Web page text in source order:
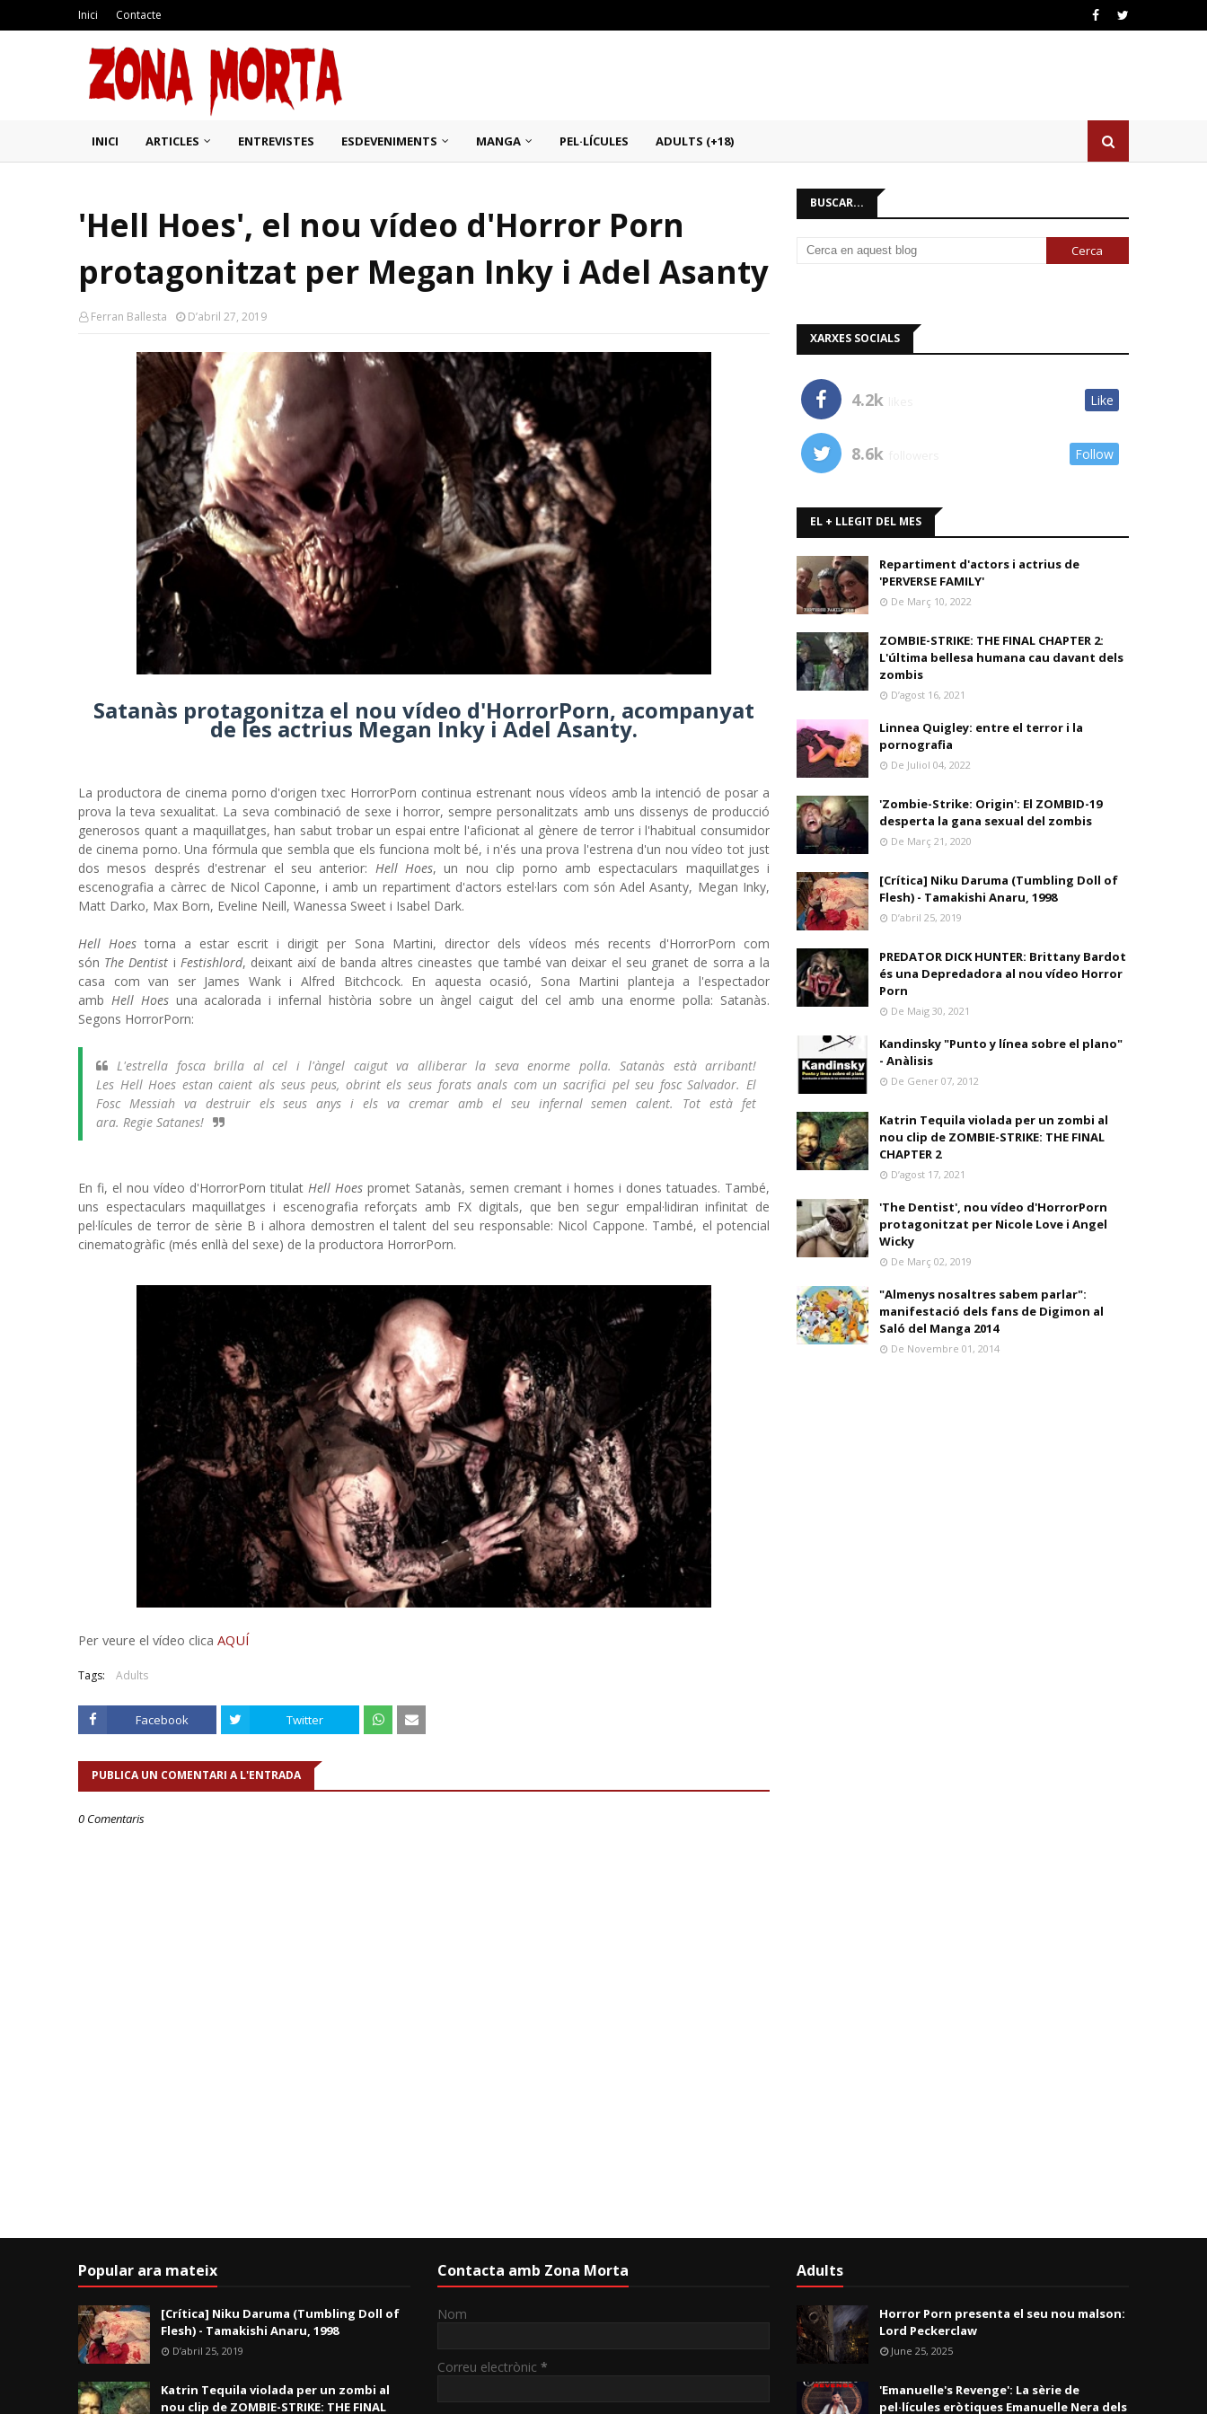
Inici Contacte
INICI ARTICLES ENTREVISTES ESDEVENIMENTS MANGA PEL·LÍCULES ADULTS (+18)
'Hell Hoes', el nou vídeo d'Horror Porn
protagonitzat per Megan Inky i Adel Asanty
Ferran Ballesta D’abril 27, 2019
Satanàs protagonitza el nou vídeo d'HorrorPorn, acompanyat
de les actrius Megan Inky i Adel Asanty.
La productora de cinema porno d'origen txec HorrorPorn continua estrenant nous vídeos amb la intenció de posar a
prova la teva sexualitat. La seva combinació de sexe i horror, sempre personalitzats amb uns dissenys de producció
generosos quant a maquillatges, han sabut trobar un espai entre l'aficionat al gènere de terror i l'habitual consumidor
de cinema porno. Una fórmula que sembla que els funciona molt bé, i n'és una prova l'estrena d'un nou vídeo tot just
dos mesos després d'estrenar el seu anterior: Hell Hoes, un nou clip porno amb espectaculars maquillatges i
escenografia a càrrec de Nicol Caponne, i amb un repartiment d'actors estel·lars com són Adel Asanty, Megan Inky,
Matt Darko, Max Born, Eveline Neill, Wanessa Sweet i Isabel Dark.
Hell Hoes torna a estar escrit i dirigit per Sona Martini, director dels vídeos més recents d'HorrorPorn com
són The Dentist i Festishlord, deixant així de banda altres cineastes que també van deixar el seu granet de sorra a la
casa com van ser James Wank i Alfred Bitchcock. En aquesta ocasió, Sona Martini planteja a l'espectador
amb Hell Hoesuna acalorada i infernal història sobre un àngel caigut del cel amb una enorme polla: Satanàs.
Segons HorrorPorn:
L'estrella fosca brilla al cel i l'àngel caigut va alliberar la seva enorme polla. Satanàs està arribant!
Les Hell Hoes estan caient als seus peus, obrint els seus forats anals com un sacrifici pel seu fosc Salvador. El
Fosc Messiah va destruir els seus anys i els va cremar amb el seu infernal semen calent. Tot està fet
ara. Regie Satanes!
En fi, el nou vídeo d'HorrorPorn titulat Hell Hoes promet Satanàs, semen cremant i homes i dones tatuades. També,
uns espectaculars maquillatges i escenografia reforçats amb FX digitals, que ben segur empal·lidiran infinitat de
pel·lícules de terror de sèrie B i alhora demostren el talent del seu responsable: Nicol Cappone. També, el potencial
cinematogràfic (més enllà del sexe) de la productora HorrorPorn.
Per veure el vídeo clica AQUÍ
Tags: Adults
Facebook Twitter
PUBLICA UN COMENTARI A L'ENTRADA
0 Comentaris
BUSCAR...
XARXES SOCIALS
4.2k Like
8.6k Follow
EL + LLEGIT DEL MES
Repartiment d'actors i actrius de
'PERVERSE FAMILY'
De Març 10, 2022
ZOMBIE-STRIKE: THE FINAL CHAPTER 2:
L'última bellesa humana cau davant dels
zombis
D’agost 16, 2021
Linnea Quigley: entre el terror i la
pornografia
De Juliol 04, 2022
'Zombie-Strike: Origin': El ZOMBID-19
desperta la gana sexual del zombis
De Març 21, 2020
[Crítica] Niku Daruma (Tumbling Doll of
Flesh) - Tamakishi Anaru, 1998
D’abril 25, 2019
PREDATOR DICK HUNTER: Brittany Bardot
és una Depredadora al nou vídeo Horror
Porn
De Maig 30, 2021
Kandinsky "Punto y línea sobre el plano"
- Anàlisis
De Gener 07, 2012
Katrin Tequila violada per un zombi al
nou clip de ZOMBIE-STRIKE: THE FINAL
CHAPTER 2
D’agost 17, 2021
'The Dentist', nou vídeo d'HorrorPorn
protagonitzat per Nicole Love i Angel
Wicky
De Març 02, 2019
"Almenys nosaltres sabem parlar":
manifestació dels fans de Digimon al
Saló del Manga 2014
De Novembre 01, 2014
Popular ara mateix
[Crítica] Niku Daruma (Tumbling Doll of
Flesh) - Tamakishi Anaru, 1998
D’abril 25, 2019
Katrin Tequila violada per un zombi al
nou clip de ZOMBIE-STRIKE: THE FINAL
Contacta amb Zona Morta
Nom
Correu electrònic *
Adults
Horror Porn presenta el seu nou malson:
Lord Peckerclaw
June 25, 2025
'Emanuelle's Revenge': La sèrie de
pel·lícules eròtiques Emanuelle Nera dels